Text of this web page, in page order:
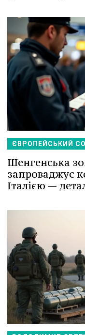
ЄВРОПЕЙСЬКИЙ
Шенгенська
запроваджує
Італією —